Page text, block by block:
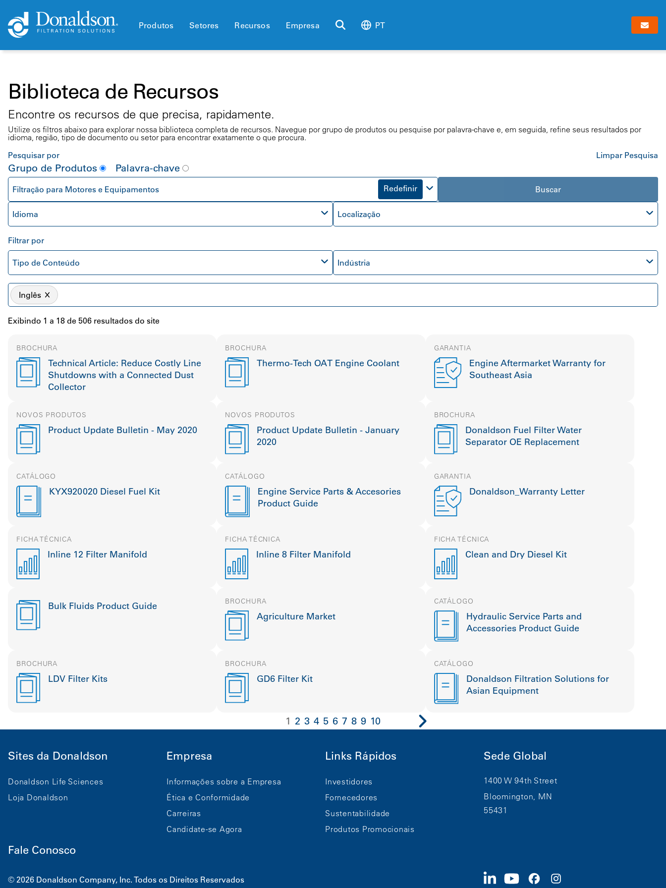
Produtos Setores Recursos Empresa PT
Biblioteca de Recursos
Encontre os recursos de que precisa, rapidamente.
Utilize os filtros abaixo para explorar nossa biblioteca completa de recursos. Navegue por grupo de produtos ou pesquise por palavra-chave e, em seguida, refine seus resultados por
idioma, região, tipo de documento ou setor para encontrar exatamente o que procura.
Pesquisar por
Limpar Pesquisa
Grupo de Produtos Palavra-chave
Filtração para Motores e Equipamentos Redefinir Buscar
Idioma Localização
Filtrar por
Tipo de Conteúdo Indústria
Inglês
Exibindo 1 a 18 de 506 resultados do site
BROCHURA
Technical Article: Reduce Costly Line
Shutdowns with a Connected Dust
Collector
BROCHURA
Thermo-Tech OAT Engine Coolant
GARANTIA
Engine Aftermarket Warranty for
Southeast Asia
NOVOS PRODUTOS
Product Update Bulletin - May 2020
NOVOS PRODUTOS
Product Update Bulletin - January
2020
BROCHURA
Donaldson Fuel Filter Water
Separator OE Replacement
CATÁLOGO
KYX920020 Diesel Fuel Kit
CATÁLOGO
Engine Service Parts & Accesories
Product Guide
GARANTIA
Donaldson_Warranty Letter
FICHA TÉCNICA
Inline 12 Filter Manifold
FICHA TÉCNICA
Inline 8 Filter Manifold
FICHA TÉCNICA
Clean and Dry Diesel Kit
Bulk Fluids Product Guide BROCHURA
Agriculture Market
CATÁLOGO
Hydraulic Service Parts and
Accessories Product Guide
BROCHURA
LDV Filter Kits
BROCHURA
GD6 Filter Kit
CATÁLOGO
Donaldson Filtration Solutions for
Asian Equipment
1 2 3 4 5 6 7 8 9 10
Sites da Donaldson
Donaldson Life Sciences
Loja Donaldson
Empresa
Informações sobre a Empresa
Ética e Conformidade
Carreiras
Candidate-se Agora
Links Rápidos
Investidores
Fornecedores
Sustentabilidade
Produtos Promocionais
Sede Global
1400 W 94th Street
Bloomington, MN
55431
Fale Conosco
© 2026 Donaldson Company, Inc. Todos os Direitos Reservados